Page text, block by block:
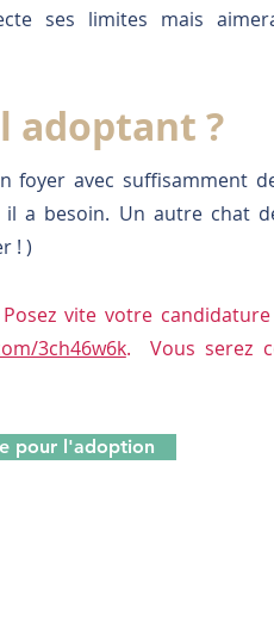
ses limites mais
adoptant ?
foyer avec suffisamment
a besoin. Un autre chat
! )
vite votre
3ch46w6k. Vous serez
pour l'adoption